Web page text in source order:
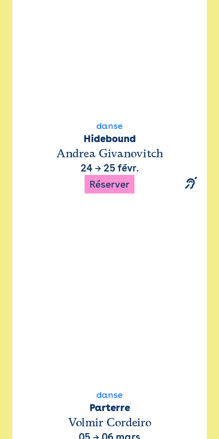
danse
Hidebound
Andrea Givanovitch
24→ 25 févr.
Réserver
danse
Parterre
Volmir Cordeiro